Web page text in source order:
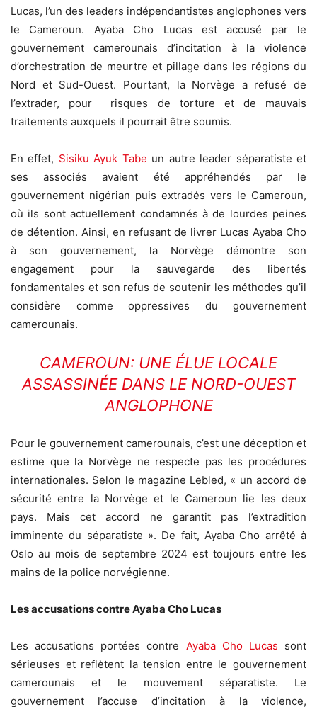
Lucas, l’un des leaders indépendantistes anglophones vers
le Cameroun. Ayaba Cho Lucas est accusé par le
gouvernement camerounais d’incitation à la violence
d’orchestration de meurtre et pillage dans les régions du
Nord et Sud-Ouest. Pourtant, la Norvège a refusé de
l’extrader, pour risques de torture et de mauvais
traitements auxquels il pourrait être soumis.
En effet, Sisiku Ayuk Tabe un autre leader séparatiste et
ses associés avaient été appréhendés par le
gouvernement nigérian puis extradés vers le Cameroun,
où ils sont actuellement condamnés à de lourdes peines
de détention. Ainsi, en refusant de livrer Lucas Ayaba Cho
à son gouvernement, la Norvège démontre son
engagement pour la sauvegarde des libertés
fondamentales et son refus de soutenir les méthodes qu’il
considère comme oppressives du gouvernement
camerounais.
CAMEROUN: UNE ÉLUE LOCALE
ASSASSINÉE DANS LE NORD-OUEST
ANGLOPHONE
Pour le gouvernement camerounais, c’est une déception et
estime que la Norvège ne respecte pas les procédures
internationales. Selon le magazine Lebled, « un accord de
sécurité entre la Norvège et le Cameroun lie les deux
pays. Mais cet accord ne garantit pas l’extradition
imminente du séparatiste ». De fait, Ayaba Cho arrêté à
Oslo au mois de septembre 2024 est toujours entre les
mains de la police norvégienne.
Les accusations contre Ayaba Cho Lucas
Les accusations portées contre Ayaba Cho Lucas sont
sérieuses et reflètent la tension entre le gouvernement
camerounais et le mouvement séparatiste. Le
gouvernement l’accuse d’incitation à la violence,